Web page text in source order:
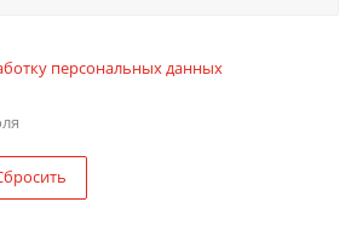
персональных данных